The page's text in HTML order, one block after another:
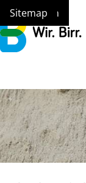
Navigieren
Home
Navigation
Inhalt
Suche
Sitemap